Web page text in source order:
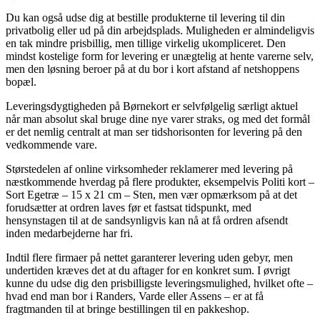
Du kan også udse dig at bestille produkterne til levering til din
privatbolig eller ud på din arbejdsplads. Muligheden er almindeligvis
en tak mindre prisbillig, men tillige virkelig ukompliceret. Den
mindst kostelige form for levering er unægtelig at hente varerne selv,
men den løsning beroer på at du bor i kort afstand af netshoppens
bopæl.
Leveringsdygtigheden på Børnekort er selvfølgelig særligt aktuel
når man absolut skal bruge dine nye varer straks, og med det formål
er det nemlig centralt at man ser tidshorisonten for levering på den
vedkommende vare.
Størstedelen af online virksomheder reklamerer med levering på
næstkommende hverdag på flere produkter, eksempelvis Politi kort –
Sort Egetræ – 15 x 21 cm – Sten, men vær opmærksom på at det
forudsætter at ordren laves før et fastsat tidspunkt, med
hensynstagen til at de sandsynligvis kan nå at få ordren afsendt
inden medarbejderne har fri.
Indtil flere firmaer på nettet garanterer levering uden gebyr, men
undertiden kræves det at du aftager for en konkret sum. I øvrigt
kunne du udse dig den prisbilligste leveringsmulighed, hvilket ofte –
hvad end man bor i Randers, Varde eller Assens – er at få
fragtmanden til at bringe bestillingen til en pakkeshop.